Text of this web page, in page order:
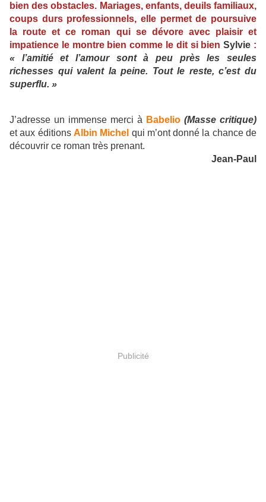
bien des obstacles. Mariages, enfants, deuils familiaux,
coups durs professionnels, elle permet de poursuive
la route et ce roman qui se dévore avec plaisir et
impatience le montre bien comme le dit si bienSylvie :
« l’amitié et l’amour sont à peu près les seules
richesses qui valent la peine. Tout le reste, c’est du
superflu. »
J’adresse un immense merci à Babelio (Masse critique)
et aux éditions Albin Michel qui m’ont donné la chance de
découvrir ce roman très prenant.
Jean-Paul
Publicité